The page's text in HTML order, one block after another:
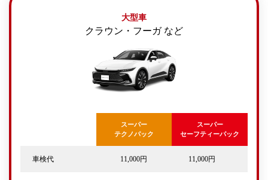
大型車
クラウン・フーガ など
スーパー
テクノパック
スーパー
セーフティーパック
車検代 11,000円 11,000円